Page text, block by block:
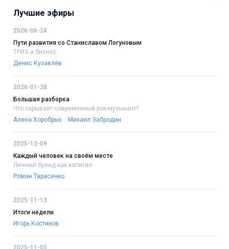
Лучшие эфиры
2026-06-24
Пути развития со Станиславом Логуновым
ТРИЗ и бизнес
Денис Кузавлёв
2026-01-28
Большая разборка
Что скрывает современный рок-музыкант?
Алена Хоробрых
Михаил Забродин
2025-12-09
Каждый человек на своём месте
Личный бренд как капитал
Роман Тарасенко
2025-11-13
Итоги недели
Игорь Костиков